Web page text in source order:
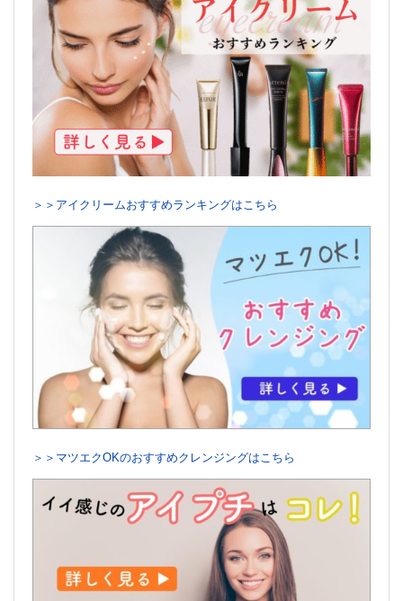
＞＞アイクリームおすすめランキングはこちら
＞＞マツエクOKのおすすめクレンジングはこちら